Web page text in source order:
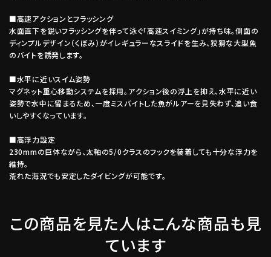
■高速アクションとフラッシング
水面直下を鋭いフラッシングを伴って泳ぐ「高速スイミング」が持ち味。側面の
ディンプルデザイン（くぼみ）がイレギュラーなスライドを生み、狡猾な大型魚
のバイトを誘発します。
■水平に近いスイム姿勢
マグネット重心移動システムを採用。アクション後の浮上を抑え、水平に近い
姿勢で水中に留まるため、一度ミスバイトした魚がルアーを見失わず、追い食
いしやすくなっています。
■高浮力設定
230mmの巨体ながら、太軸の5/0クラスのフックを装着しても十分な浮力を
維持。
荒れた海況でも安定したダイビングが可能です。
この商品を見た人はこんな商品も見
ています